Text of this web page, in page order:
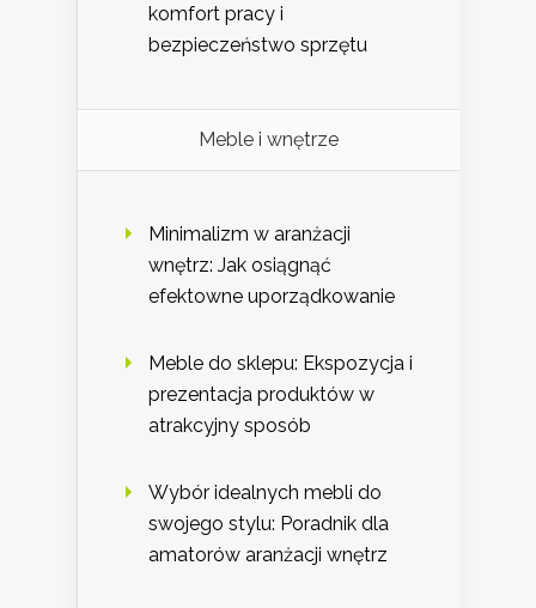
komfort pracy i
bezpieczeństwo sprzętu
Meble i wnętrze
Minimalizm w aranżacji
wnętrz: Jak osiągnąć
efektowne uporządkowanie
Meble do sklepu: Ekspozycja i
prezentacja produktów w
atrakcyjny sposób
Wybór idealnych mebli do
swojego stylu: Poradnik dla
amatorów aranżacji wnętrz